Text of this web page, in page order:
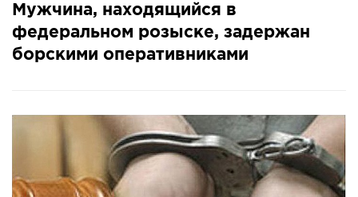
НОВОСТИ
СПРАВОЧНИК
ОБЪЯВЛЕНИЯ
АФИША
СПРАВКА
КОНКУРСЫ
Мужчина, находящийся в
федеральном розыске, задержан
борскими оперативниками